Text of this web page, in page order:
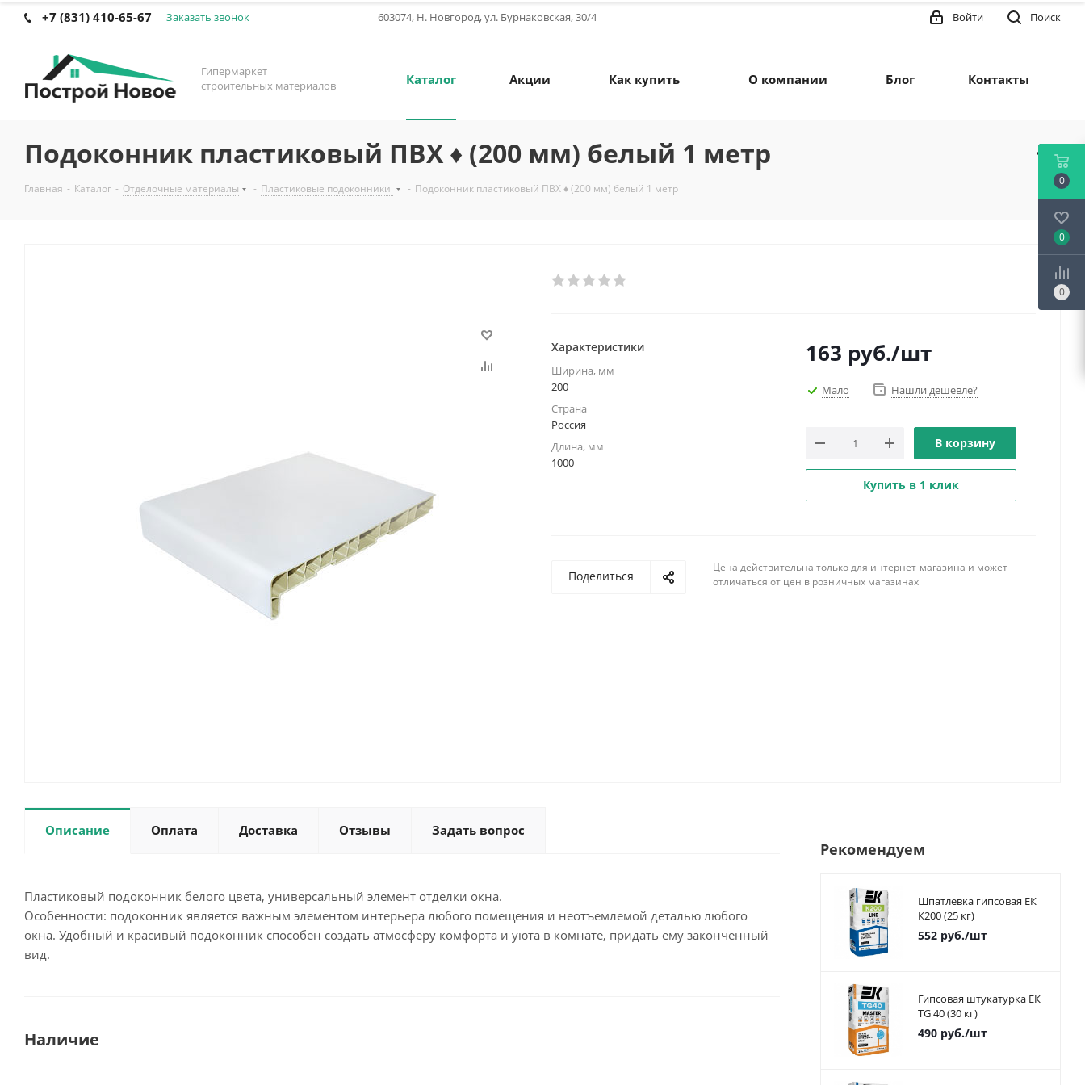
+7 (831) 410-65-67 Заказать звонок 603074, Н. Новгород, ул. Бурнаковская, 30/4 Поиск
Войти
Гипермаркет
строительных материалов
Каталог Акции Как купить О компании Блог Контакты
Подоконник пластиковый ПВХ ♦ (200 мм) белый 1 метр
Главная - Каталог - Отделочные материалы - Пластиковые подоконники - Подоконник пластиковый ПВХ ♦ (200 мм) белый 1 метр
Характеристики
Ширина, мм
200
Страна
Россия
Длина, мм
1000
163 руб./шт
Мало Нашли дешевле?
В корзину
Купить в 1 клик
Поделиться
Цена действительна только для интернет-магазина и может
отличаться от цен в розничных магазинах
Описание Оплата Доставка Отзывы Задать вопрос
Пластиковый подоконник белого цвета, универсальный элемент отделки окна.
Особенности: подоконник является важным элементом интерьера любого помещения и неотъемлемой деталью любого
окна. Удобный и красивый подоконник способен создать атмосферу комфорта и уюта в комнате, придать ему законченный
вид.
Наличие
Рекомендуем
Шпатлевка гипсовая ЕК
К200 (25 кг)
552руб./шт
Гипсовая штукатурка ЕК
TG 40 (30 кг)
490руб./шт
0
0
0